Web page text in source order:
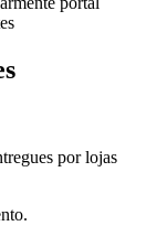
por lojas